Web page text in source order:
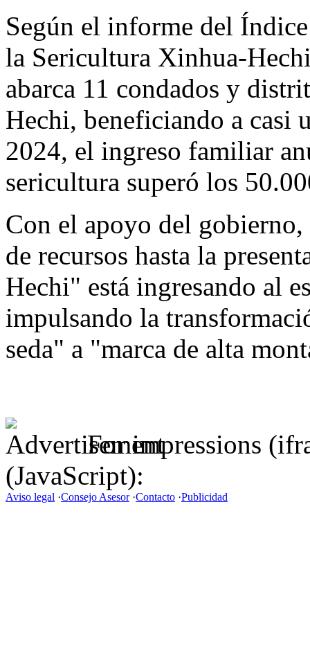
Según el informe del
la Sericultura Xinhua-
abarca 11 condados y
Hechi, beneficiando a casi
2024, el ingreso familiar
sericultura superó los
Con el apoyo del
de recursos hasta la
Hechi" está ingresando al
impulsando la
seda" a "marca de alta
For impressions
(JavaScript):
Aviso legal ·Consejo Asesor·Contacto ·Publicidad